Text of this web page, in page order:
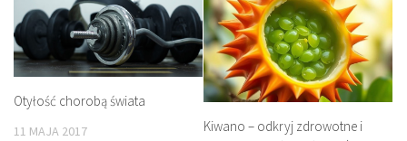
Otyłość chorobą świata
11 MAJA 2017
Kiwano – odkryj zdrowotne i